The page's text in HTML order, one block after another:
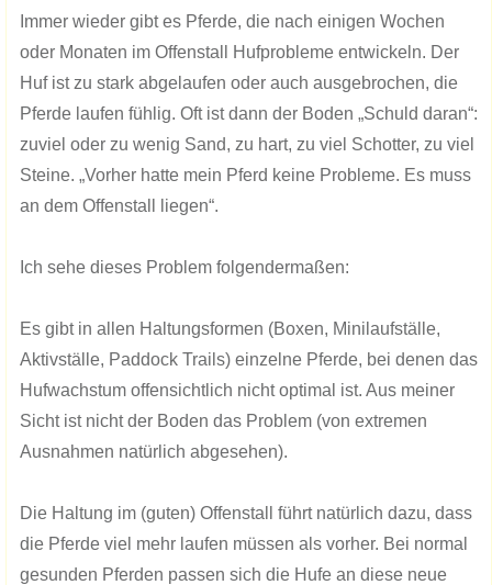
Immer wieder gibt es Pferde, die nach einigen Wochen
oder Monaten im Offenstall Hufprobleme entwickeln. Der
Huf ist zu stark abgelaufen oder auch ausgebrochen, die
Pferde laufen fühlig. Oft ist dann der Boden „Schuld daran“:
zuviel oder zu wenig Sand, zu hart, zu viel Schotter, zu viel
Steine. „Vorher hatte mein Pferd keine Probleme. Es muss
an dem Offenstall liegen“.
Ich sehe dieses Problem folgendermaßen:
Es gibt in allen Haltungsformen (Boxen, Minilaufställe,
Aktivställe, Paddock Trails) einzelne Pferde, bei denen das
Hufwachstum offensichtlich nicht optimal ist. Aus meiner
Sicht ist nicht der Boden das Problem (von extremen
Ausnahmen natürlich abgesehen).
Die Haltung im (guten) Offenstall führt natürlich dazu, dass
die Pferde viel mehr laufen müssen als vorher. Bei normal
gesunden Pferden passen sich die Hufe an diese neue